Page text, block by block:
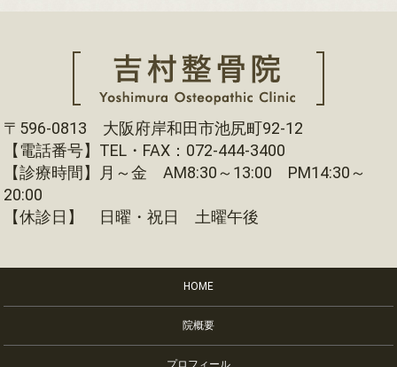
〒596-0813 大阪府岸和田市池尻町92-12
【電話番号】TEL・FAX：072-444-3400
【診療時間】月～金 AM8:30～13:00 PM14:30～
20:00
【休診日】 日曜・祝日 土曜午後
HOME
院概要
プロフィール